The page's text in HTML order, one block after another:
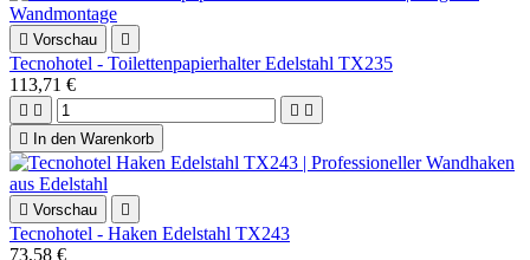
 Vorschau 
Tecnohotel - Toilettenpapierhalter Edelstahl TX235
113,71 €
   

In den Warenkorb
 Vorschau 
Tecnohotel - Haken Edelstahl TX243
73,58 €